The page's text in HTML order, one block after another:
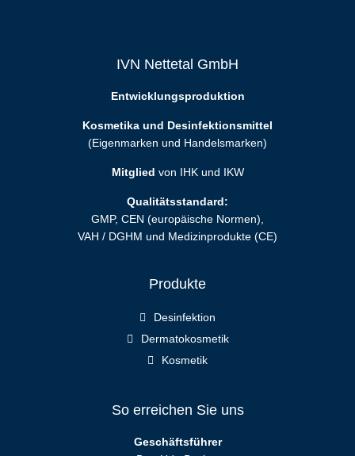
IVN Nettetal GmbH
Entwicklungsproduktion
Kosmetika und Desinfektionsmittel
(Eigenmarken und Handelsmarken)
Mitglied von IHK und IKW
Qualitätsstandard:
GMP, CEN (europäische Normen),
VAH / DGHM und Medizinprodukte (CE)
Produkte
Desinfektion
Dermatokosmetik
Kosmetik
So erreichen Sie uns
Geschäftsführer